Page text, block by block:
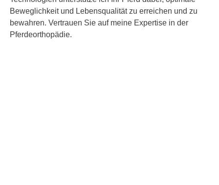
Beweglichkeit und Lebensqualität zu erreichen und zu
bewahren. Vertrauen Sie auf meine Expertise in der
Pferdeorthopädie.